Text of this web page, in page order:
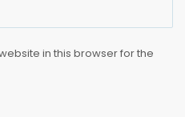
in this browser for the